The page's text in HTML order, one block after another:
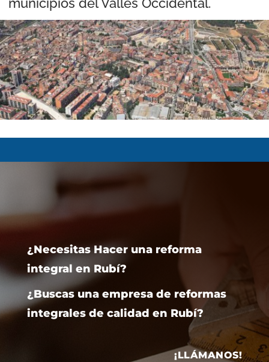
¿Necesitas Hacer una reforma
integral en Rubí?
¿Buscas una empresa de reformas
integrales de calidad en Rubí?
¡LLÁMANOS!